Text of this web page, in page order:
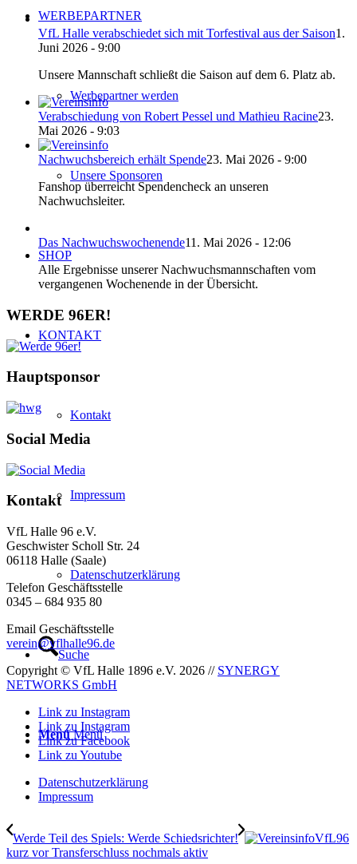
WERBEPARTNER
Werbepartner werden
Unsere Sponsoren
SHOP
KONTAKT
Kontakt
Impressum
Datenschutzerklärung
Suche
Menü Menü
VfL Halle verabschiedet sich mit Torfestival aus der Saison1.
Juni 2026 - 9:00
Unsere Mannschaft schließt die Saison auf dem 6. Platz ab.
Verabschiedung von Robert Pessel und Mathieu Racine23.
Mai 2026 - 9:03
Nachwuchsbereich erhält Spende23. Mai 2026 - 9:00
Fanshop überreicht Spendencheck an unseren
Nachwuchsleiter.
Das Nachwuchswochenende11. Mai 2026 - 12:06
Alle Ergebnisse unserer Nachwuchsmannschaften vom
vergangenen Wochenende in der Übersicht.
WERDE 96ER!
Hauptsponsor
Social Media
Kontakt
VfL Halle 96 e.V.
Geschwister Scholl Str. 24
06118 Halle (Saale)
Telefon Geschäftsstelle
0345 – 684 935 80
Email Geschäftsstelle
verein@vflhalle96.de
Copyright © VfL Halle 1896 e.V. 2026 // SYNERGY
NETWORKS GmbH
Link zu Instagram
Link zu Instagram
Link zu Facebook
Link zu Youtube
Datenschutzerklärung
Impressum
Werde Teil des Spiels: Werde Schiedsrichter!
VfL96
kurz vor Transferschluss nochmals aktiv